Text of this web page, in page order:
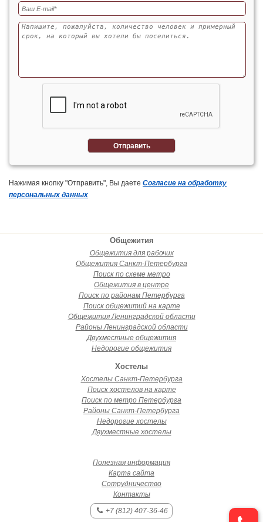
Отправить
Нажимая кнопку "Отправить", Вы даете Согласие на обработку
персональных данных
Общежития
Общежития для рабочих
Общежития Санкт-Петербурга
Поиск по схеме метро
Общежития в центре
Поиск по районам Петербурга
Поиск общежитий на карте
Общежития Ленинградской области
Районы Ленинградской области
Двухместные общежития
Недорогие общежития
Хостелы
Хостелы Санкт-Петербурга
Поиск хостелов на карте
Поиск по метро Петербурга
Районы Санкт-Петербурга
Недорогие хостелы
Двухместные хостелы
Полезная информация
Карта сайта
Сотрудничество
Контакты
+7 (812) 407-36-46